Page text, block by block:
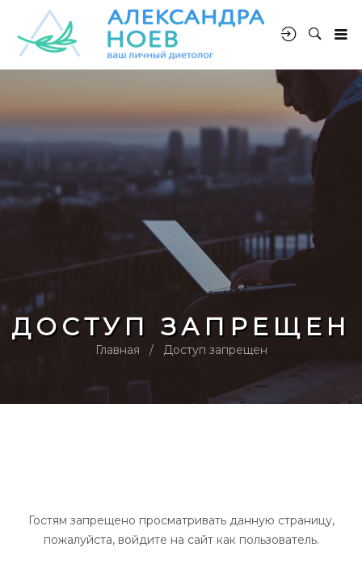
ДОСТУП ЗАПРЕЩЕН
Главная Доступ запрещен
Гостям запрещено просматривать данную страницу,
пожалуйста, войдите на сайт как пользователь.